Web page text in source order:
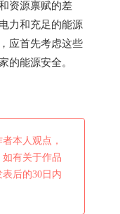
资源禀赋的差
力和充足的能源
应首先考虑这些
的能源安全。
本人观点，
如有关于作品
后的30日内